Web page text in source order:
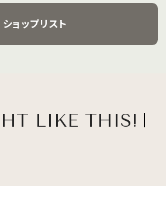
ショップリスト
LIKE THIS!